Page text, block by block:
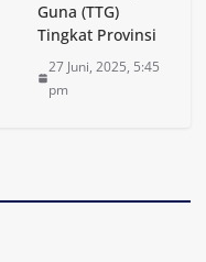
Guna (TTG)
Tingkat Provinsi
27 Juni, 2025, 5:45
pm